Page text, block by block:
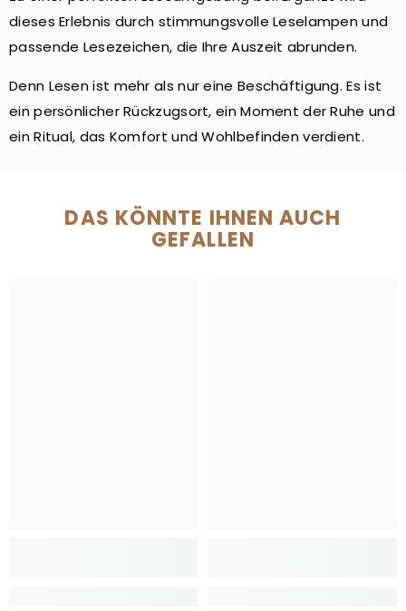
dieses Erlebnis durch stimmungsvolle Leselampen und
passende Lesezeichen, die Ihre Auszeit abrunden.
Denn Lesen ist mehr als nur eine Beschäftigung. Es ist
ein persönlicher Rückzugsort, ein Moment der Ruhe und
ein Ritual, das Komfort und Wohlbefinden verdient.
DAS KÖNNTE IHNEN AUCH
GEFALLEN